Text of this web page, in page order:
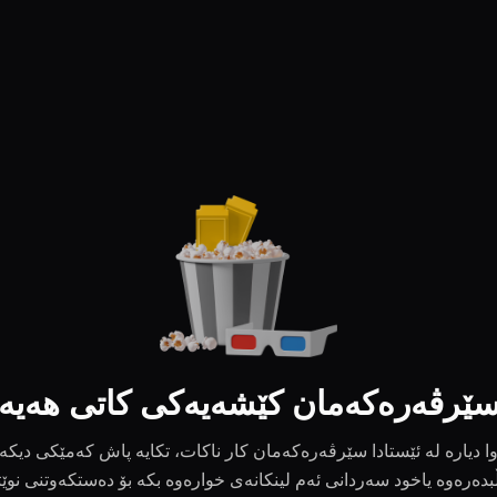
کێشەیەکی کاتی
وا دیارە لە ئێستادا سێرڤەرەکەمان کار ناکات، تکایە پاش کەمێکی دیکە
یاخود سەردانی ئەم لینکانەی خوارەوە بکە بۆ دەستکەوتنی